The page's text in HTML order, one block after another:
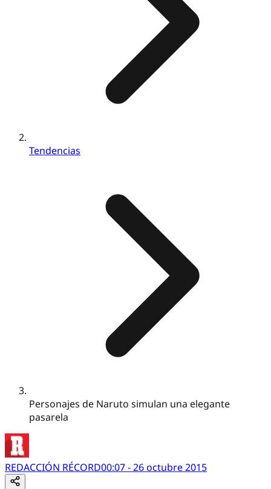
Tendencias
Personajes de Naruto simulan una elegante
pasarela
REDACCIÓN RÉCORD00:07 - 26 octubre 2015